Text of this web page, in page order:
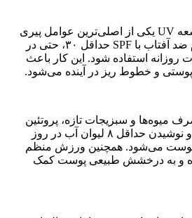
– استفاده از ضد آفتاب: اشعه UV یکی از اصلی‌ترین عوامل پیری
زودرس پوست است. کرم ضد آفتاب با SPF حداقل ۳۰، حتی در
روزانه استفاده شود. این کار باعث
پوستی و خطوط ریز در آینده می‌شود.
میوه‌ها و سبزیجات تازه، پروتئین
کافی، کاهش مصرف قند و نوشیدن حداقل ۸ لیوان آب در روز
می‌شود. همچنین ورزش منظم
و به درخشش طبیعی پوست کمک